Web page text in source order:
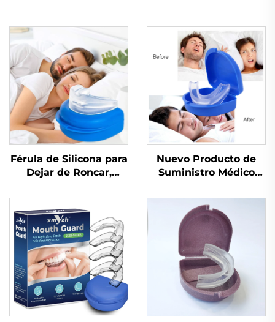
Férula de Silicona para
Dejar de Roncar,
Antirronquidos,
Protector contra
Apnea, Férula para
Bruxismo, Ayuda para
Dormir, Protector
Bucal, Artículo de
Cuidado Personal para
la Salud del Sueño y
Ronquidos
Nuevo Producto de
Suministro Médico
del Sueño, Dispositivo
de Ayuda para Dormir,
Material de Silicona y
EVA, Protector Bucal
Antirronquidos